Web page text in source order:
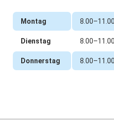
Montag
Dienstag
Donnerstag